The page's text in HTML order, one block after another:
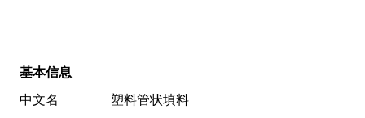
基本信息
中文名
塑料管状填料